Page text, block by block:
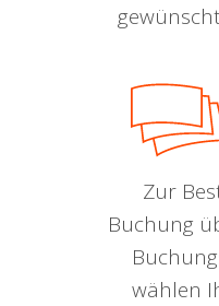
Zur
Buchung
wählen